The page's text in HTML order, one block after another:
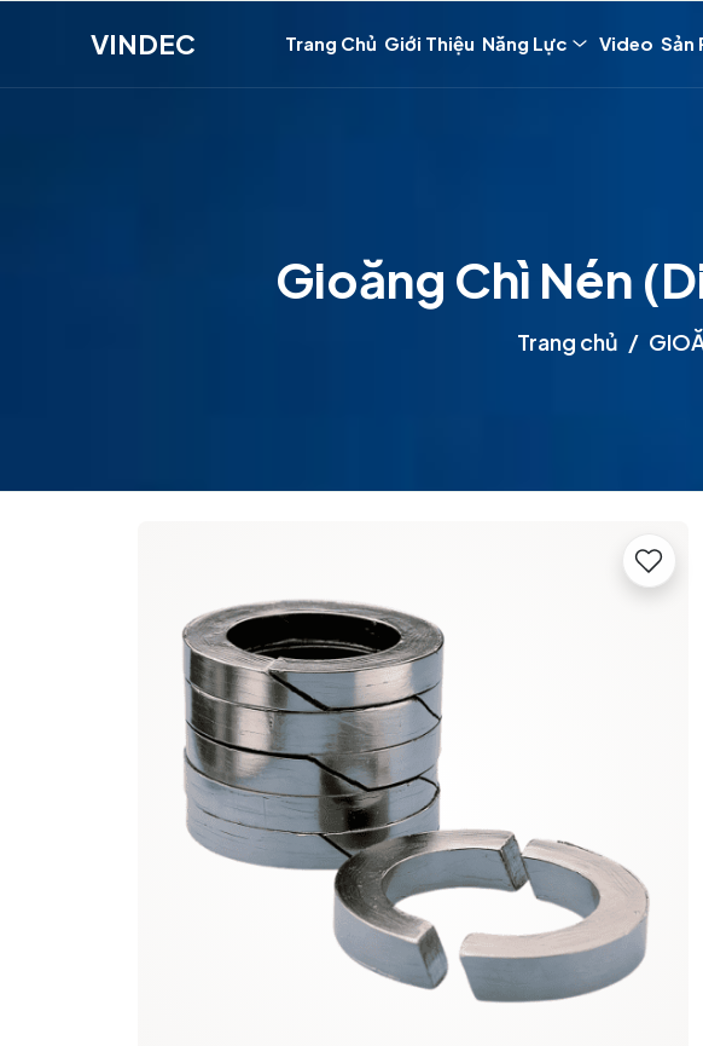
VINDEC Trang Chủ Giới Thiệu Năng Lực Video Sản
Gioăng Chì Nén
Trang chủ